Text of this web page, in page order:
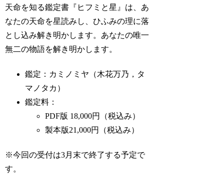
天命を知る鑑定書『ヒフミと星』は、あ
なたの天命を星読みし、ひふみの理に落
とし込み解き明かします。あなたの唯一
無二の物語を解き明かします。
鑑定：カミノミヤ（木花万乃，タ
マノタカ）
鑑定料：
PDF版 18,000円（税込み）
製本版21,000円（税込み）
※今回の受付は3月末で終了する予定で
す。